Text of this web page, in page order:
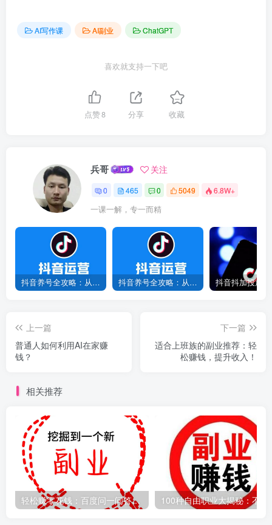
AI写作课 AI副业 ChatGPT
喜欢就支持一下吧
点赞8 分享 收藏
兵哥 关注
0 465 0 5049 6.8W+
一课一解，专一而精
抖音养号全攻略：从0到1打造爆款账号，新手必看！ 抖音养号全攻略：从0到爆款，7天打造高权重账号！
上一篇
普通人如何利用AI在家赚
钱？
下一篇
适合上班族的副业推荐：轻
松赚钱，提升收入！
相关推荐
轻松赚零花钱：百度问一问答题主操作指南，日赚100+不是梦！